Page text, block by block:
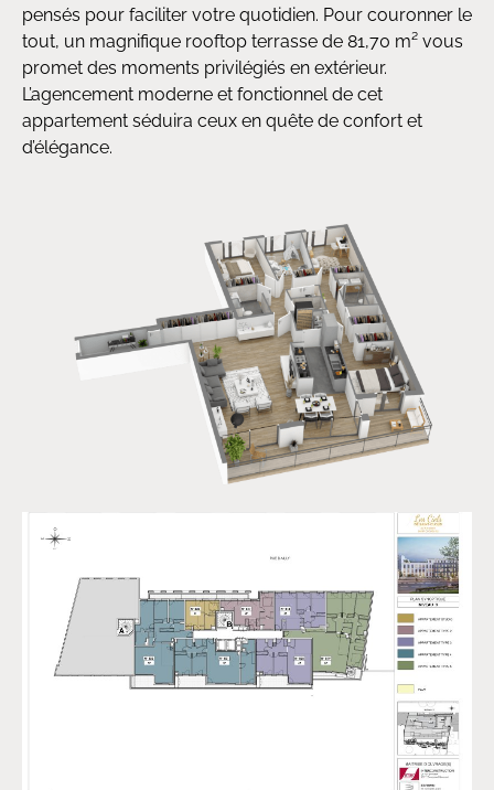
pensés pour faciliter votre quotidien. Pour couronner le
tout, un magnifique rooftop terrasse de 81,70 m² vous
promet des moments privilégiés en extérieur.
L’agencement moderne et fonctionnel de cet
appartement séduira ceux en quête de confort et
d’élégance.